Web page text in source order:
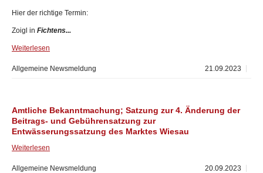
Hier der richtige Termin:
Zoigl in Fichtens...
Weiterlesen
21.09.2023
Allgemeine Newsmeldung
Amtliche Bekanntmachung; Satzung zur 4. Änderung der
Beitrags- und Gebührensatzung zur
Entwässerungssatzung des Marktes Wiesau
Weiterlesen
20.09.2023
Allgemeine Newsmeldung